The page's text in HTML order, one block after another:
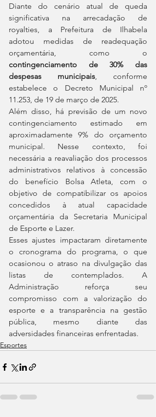
Diante do cenário atual de queda
significativa na arrecadação de
royalties, a Prefeitura de Ilhabela
adotou medidas de readequação
contingenciamento de 30% das
despesas municipais, conforme
estabelece o Decreto Municipal nº
11.253, de 19 de março de 2025.
Além disso, há previsão de um novo
contingenciamento estimado em
aproximadamente 9% do orçamento
municipal. Nesse contexto, foi
necessária a reavaliação dos processos
administrativos relativos à concessão
do benefício Bolsa Atleta, com o
objetivo de compatibilizar os apoios
concedidos à atual capacidade
orçamentária da Secretaria Municipal
de Esporte e Lazer.
Esses ajustes impactaram diretamente
o cronograma do programa, o que
ocasionou o atraso na divulgação das
listas de contemplados. A
Administração reforça seu
compromisso com a valorização do
esporte e a transparência na gestão
pública, mesmo diante das
adversidades financeiras enfrentadas.
Esportes